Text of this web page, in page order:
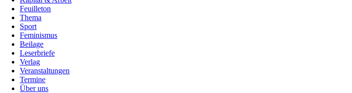
Feuilleton
Thema
Sport
Feminismus
Beilage
Leserbriefe
Verlag
Veranstaltungen
Termine
Über uns